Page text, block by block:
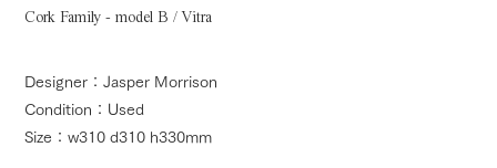
Cork Family - model B / Vitra
Designer：Jasper Morrison
Condition：Used
Size：w310 d310 h330mm